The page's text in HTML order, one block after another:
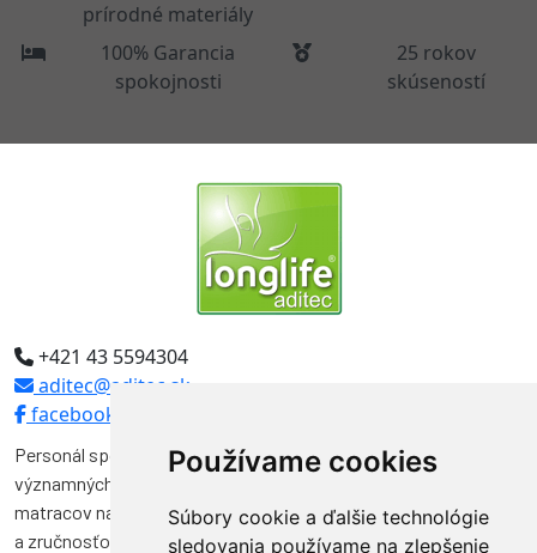
Používame cookies
Súbory cookie a ďalšie technológie
sledovania používame na zlepšenie
prírodné materiály
100% Garancia
spokojnosti
25 rokov
skúseností
+421 43 5594304
aditec@aditec.sk
facebook
Personál spoločnosti Aditec tvoria odborníci, ktorí pôsobili vo
významných funkciách v niekoľkých spoločnostiach na výrobu
matracov na Slovensku. Svojimi vedomosťami, skúsenosťami
a zručnosťou značnou mierou prispeli k vývoju a kvalite výroby